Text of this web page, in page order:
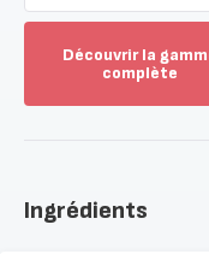
Découvrir la
complète
gamme
Ingrédients